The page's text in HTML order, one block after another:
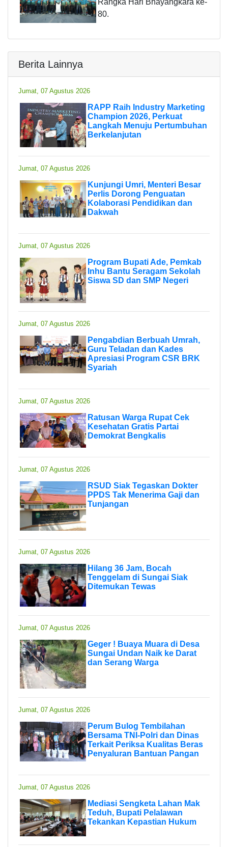
80.
Berita Lainnya
Jumat, 07 Agustus 2026
RAPP Raih Industry Marketing
Champion 2026, Perkuat
Langkah Menuju Pertumbuhan
Berkelanjutan
Jumat, 07 Agustus 2026
Kunjungi Umri, Menteri Besar
Perlis Dorong Penguatan
Kolaborasi Pendidikan dan
Dakwah
Jumat, 07 Agustus 2026
Program Bupati Ade, Pemkab
Inhu Bantu Seragam Sekolah
Siswa SD dan SMP Negeri
Jumat, 07 Agustus 2026
Pengabdian Berbuah Umrah,
Guru Teladan dan Kades
Apresiasi Program CSR BRK
Syariah
Jumat, 07 Agustus 2026
Ratusan Warga Rupat Cek
Kesehatan Gratis Partai
Demokrat Bengkalis
Jumat, 07 Agustus 2026
RSUD Siak Tegaskan Dokter
PPDS Tak Menerima Gaji dan
Tunjangan
Jumat, 07 Agustus 2026
Hilang 36 Jam, Bocah
Tenggelam di Sungai Siak
Ditemukan Tewas
Jumat, 07 Agustus 2026
Geger ! Buaya Muara di Desa
Sungai Undan Naik ke Darat
dan Serang Warga
Jumat, 07 Agustus 2026
Perum Bulog Tembilahan
Bersama TNI-Polri dan Dinas
Terkait Periksa Kualitas Beras
Penyaluran Bantuan Pangan
Jumat, 07 Agustus 2026
Mediasi Sengketa Lahan Mak
Teduh, Bupati Pelalawan
Tekankan Kepastian Hukum